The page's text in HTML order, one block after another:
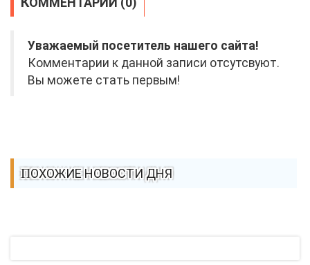
Уважаемый посетитель нашего сайта!
Комментарии к данной записи отсутсвуют.
Вы можете стать первым!
ПОХОЖИЕ НОВОСТИ ДНЯ